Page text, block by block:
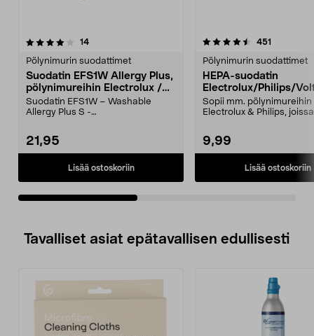
14arvostelut
Pölynimurin suodattimet
Suodatin EFS1W Allergy Plus,
pölynimureihin Electrolux /
Philips / Volta
Suodatin EFS1W – Washable
Allergy Plus S -
21,95
Lisää ostoskoriin
4.5viidestä
451
Pölynimurin suodattimet
HEPA-suodatin
Electrolux/Philips/
pölynimureihin
Sopii mm. pölynimureihin
Electrolux & Philips,
9,99
Lisää ostoskoriin
5.0viidestä
Tavalliset asiat epätavallisen edullisesti